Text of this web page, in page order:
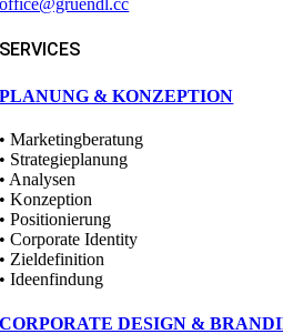
SERVICES
PLANUNG & KONZEPTION
• Marketingberatung
• Strategieplanung
• Analysen
• Konzeption
• Positionierung
• Corporate Identity
• Zieldefinition
• Ideenfindung
CORPORATE DESIGN &